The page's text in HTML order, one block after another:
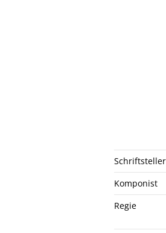
Schriftsteller
Komponist
Regie